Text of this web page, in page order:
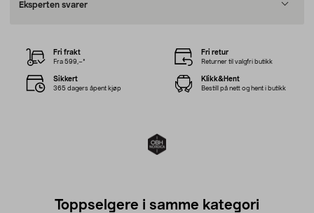
Eksperten svarer
Fri frakt
Fra 599,–*
Fri retur
Returner til valgfri butikk
Sikkert
365 dagers åpent kjøp
Klikk&Hent
Bestill på nett og hent i butikk
Toppselgere i samme kategori